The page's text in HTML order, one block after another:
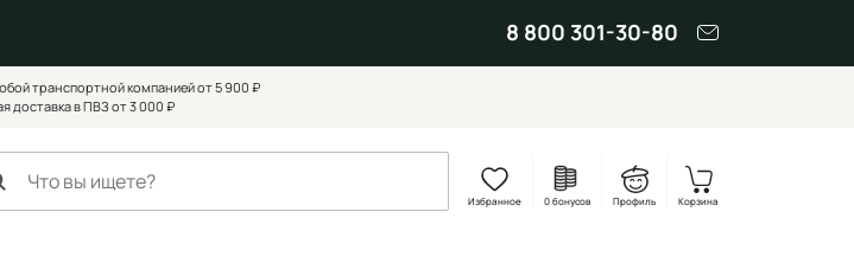
8 800 301-30-80
транспортной компанией от 5 900 ₽
доставка в ПВЗ от 3 000 ₽
Избранное 0 бонусов Профиль Корзина